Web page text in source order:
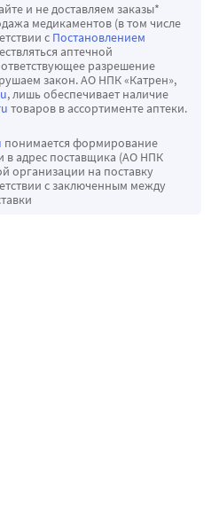
и не доставляем заказы*
медикаментов (в том числе
с Постановлением
аптечной
разрешение
закон. АО НПК «Катрен»,
, лишь обеспечивает наличие
товаров в ассортименте аптеки.
понимается формирование
в адрес поставщика (АО НПК
организации на поставку
с заключенным между